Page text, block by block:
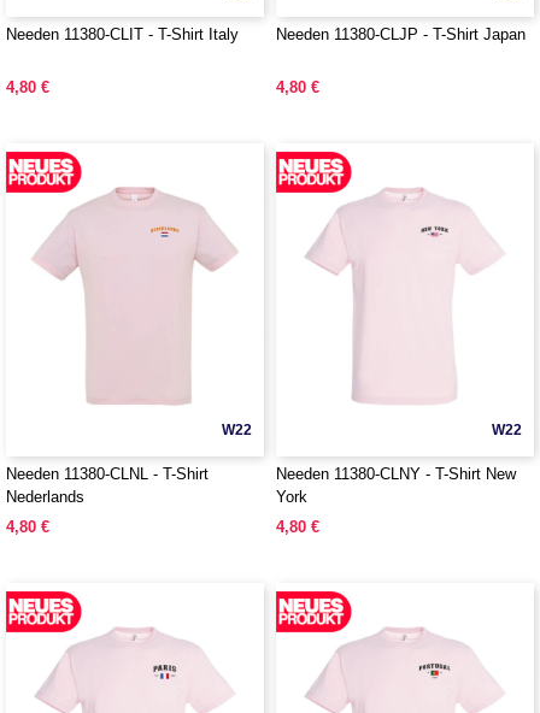
Needen 11380-CLIT - T-Shirt Italy
4,80 €
Needen 11380-CLJP - T-Shirt Japan
4,80 €
W22
Needen 11380-CLNL - T-Shirt
Nederlands
4,80 €
W22
Needen 11380-CLNY - T-Shirt New
York
4,80 €